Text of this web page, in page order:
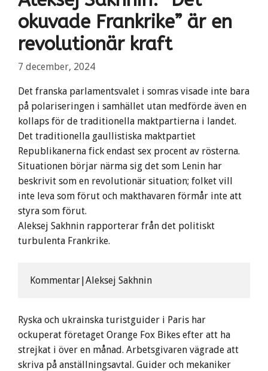
okuvade Frankrike” är en
revolutionär kraft
7 december, 2024
Det franska parlamentsvalet i somras visade inte bara
på polariseringen i samhället utan medförde även en
kollaps för de traditionella maktpartierna i landet.
Det traditionella gaullistiska maktpartiet
Republikanerna fick endast sex procent av rösterna.
Situationen börjar närma sig det som Lenin har
beskrivit som en revolutionär situation; folket vill
inte leva som förut och makthavaren förmår inte att
styra som förut.
Aleksej Sakhnin rapporterar från det politiskt
turbulenta Frankrike.
Kommentar|Aleksej Sakhnin
Ryska och ukrainska turistguider i Paris har
ockuperat företaget Orange Fox Bikes efter att ha
strejkat i över en månad. Arbetsgivaren vägrade att
skriva på anställningsavtal. Guider och mekaniker